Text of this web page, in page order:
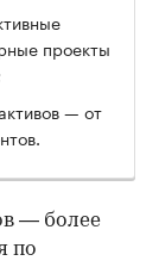
проекты
— от
— более
по